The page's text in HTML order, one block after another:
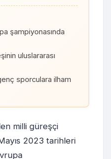
şampiyonasında
uluslararası
sporculara ilham
milli güreşçi
2023 tarihleri